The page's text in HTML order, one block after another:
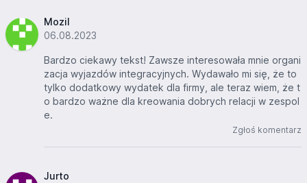
Mozil
06.08.2023
Bardzo ciekawy tekst! Zawsze interesowała mnie organi
zacja wyjazdów integracyjnych. Wydawało mi się, że to
tylko dodatkowy wydatek dla firmy, ale teraz wiem, że t
o bardzo ważne dla kreowania dobrych relacji w zespol
e.
Zgłoś komentarz
Jurto